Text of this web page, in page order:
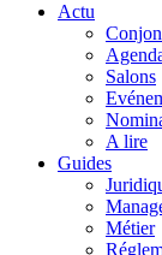
Actu
Salons
A lire
Guides
Métier